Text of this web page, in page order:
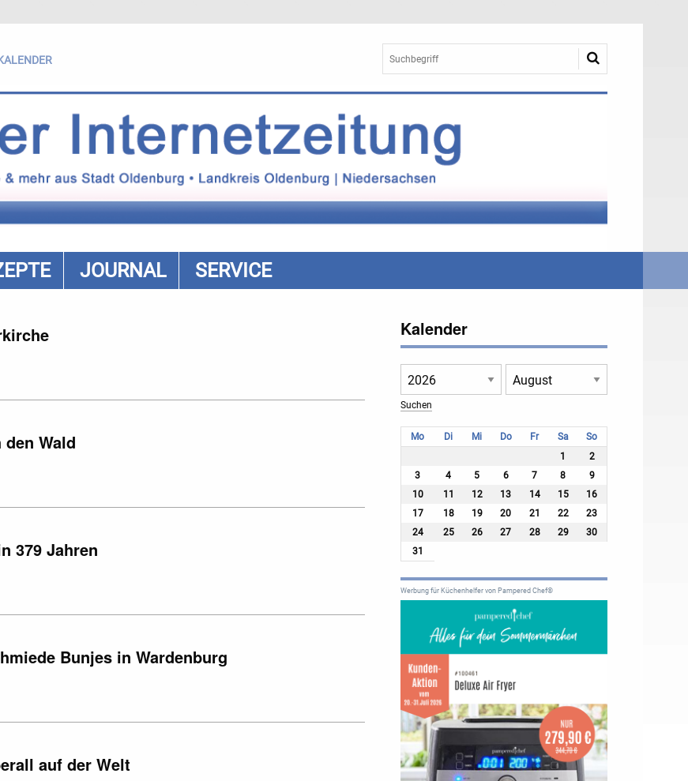
JOURNAL SERVICE
Wald
379 Jahren
Bunjes in Wardenburg
auf der Welt
Kalender
Mo Di Mi Do Fr Sa
So
1
2
3
4 5 6 7 8
9
10
11 12 13 14 15
16
17
18 19 20 21 22
23
24
25 26 27 28 29
30
31
Werbung für Küchenhelfer von Pampered Chef®